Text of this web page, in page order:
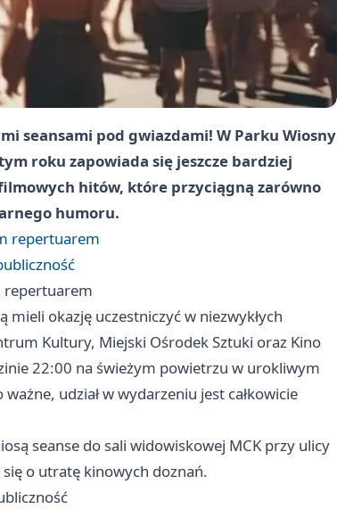
seansami pod gwiazdami! W Parku Wiosny
roku zapowiada się jeszcze bardziej
hitów, które przyciągną zarówno
humoru.
repertuarem
repertuarem
mieli okazję uczestniczyć w niezwykłych
Kultury, Miejski Ośrodek Sztuki oraz Kino
22:00 na świeżym powietrzu w urokliwym
udział w wydarzeniu jest całkowicie
seanse do sali widowiskowej MCK przy ulicy
o utratę kinowych doznań.